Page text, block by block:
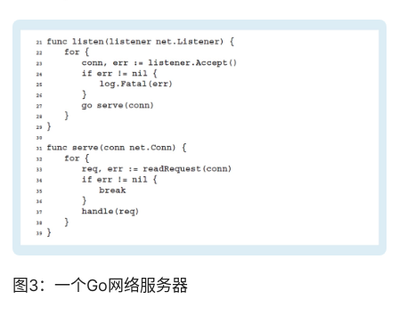
图3：一个Go网络服务器